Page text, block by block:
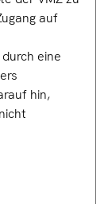
auf
eine
hin,